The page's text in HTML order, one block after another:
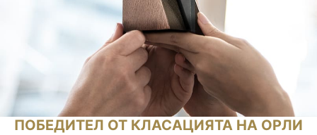
ПОБЕДИТЕЛ ОТ КЛАСАЦИЯТА НА ОРЛИ